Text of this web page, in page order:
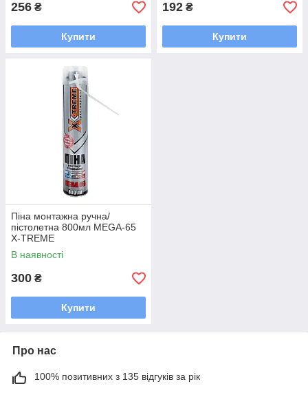
256 ₴
Купити
192 ₴
Купити
Піна монтажна ручна/
пістолетна 800мл MEGA-65
X-TREME
В наявності
300 ₴
Купити
Про нас
100% позитивних з 135 відгуків за рік